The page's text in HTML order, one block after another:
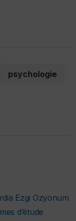
psychologie
Ezgi Ozyonum
d’étude